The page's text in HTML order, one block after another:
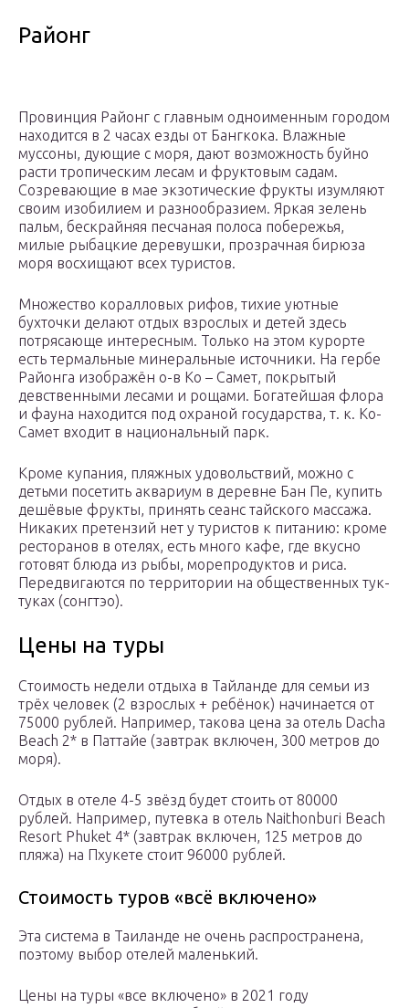
Районг
Провинция Районг с главным одноименным городом
находится в 2 часах езды от Бангкока. Влажные
муссоны, дующие с моря, дают возможность буйно
расти тропическим лесам и фруктовым садам.
Созревающие в мае экзотические фрукты изумляют
своим изобилием и разнообразием. Яркая зелень
пальм, бескрайняя песчаная полоса побережья,
милые рыбацкие деревушки, прозрачная бирюза
моря восхищают всех туристов.
Множество коралловых рифов, тихие уютные
бухточки делают отдых взрослых и детей здесь
потрясающе интересным. Только на этом курорте
есть термальные минеральные источники. На гербе
Районга изображён о-в Ко – Самет, покрытый
девственными лесами и рощами. Богатейшая флора
и фауна находится под охраной государства, т. к. Ко-
Самет входит в национальный парк.
Кроме купания, пляжных удовольствий, можно с
детьми посетить аквариум в деревне Бан Пе, купить
дешёвые фрукты, принять сеанс тайского массажа.
Никаких претензий нет у туристов к питанию: кроме
ресторанов в отелях, есть много кафе, где вкусно
готовят блюда из рыбы, морепродуктов и риса.
Передвигаются по территории на общественных тук-
туках (сонгтэо).
Цены на туры
Стоимость недели отдыха в Тайланде для семьи из
трёх человек (2 взрослых + ребёнок) начинается от
75000 рублей. Например, такова цена за отель Dacha
Beach 2* в Паттайе (завтрак включен, 300 метров до
моря).
Отдых в отеле 4-5 звёзд будет стоить от 80000
рублей. Например, путевка в отель Naithonburi Beach
Resort Phuket 4* (завтрак включен, 125 метров до
пляжа) на Пхукете стоит 96000 рублей.
Стоимость туров «всё включено»
Эта система в Таиланде не очень распространена,
поэтому выбор отелей маленький.
Цены на туры «все включено» в 2021 году